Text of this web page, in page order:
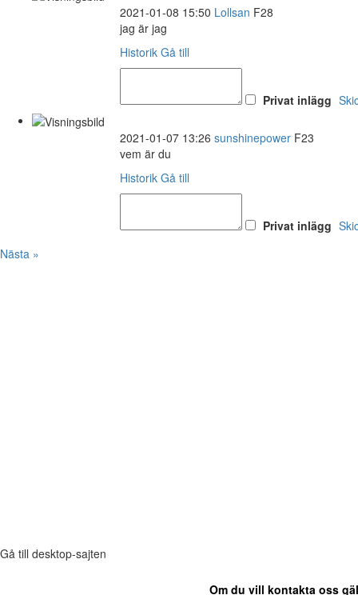
2021-01-08 15:50 Lollsan F28
jag är jag
Historik Gå till
Privat inlägg
2021-01-07 13:26 sunshinepower F23
vem är du
Historik Gå till
Privat inlägg
Nästa »
Gå till desktop-sajten
Om du vill kontakta oss